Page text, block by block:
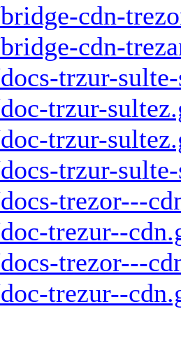
cdn-
cdn-
trzur-
trzur-
trzur-
trzur-
trezor---
trezur--
trezor---
trezur--